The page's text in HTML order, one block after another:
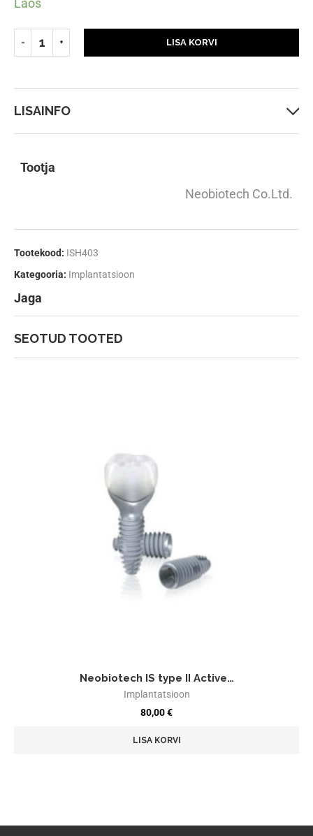
Laos
LISA KORVI
LISAINFO
Tootja
Neobiotech Co.Ltd.
Tootekood: ISH403
Kategooria: Implantatsioon
Jaga
SEOTUD TOOTED
Neobiotech IS type II Active…
Implantatsioon
80,00€
LISA KORVI